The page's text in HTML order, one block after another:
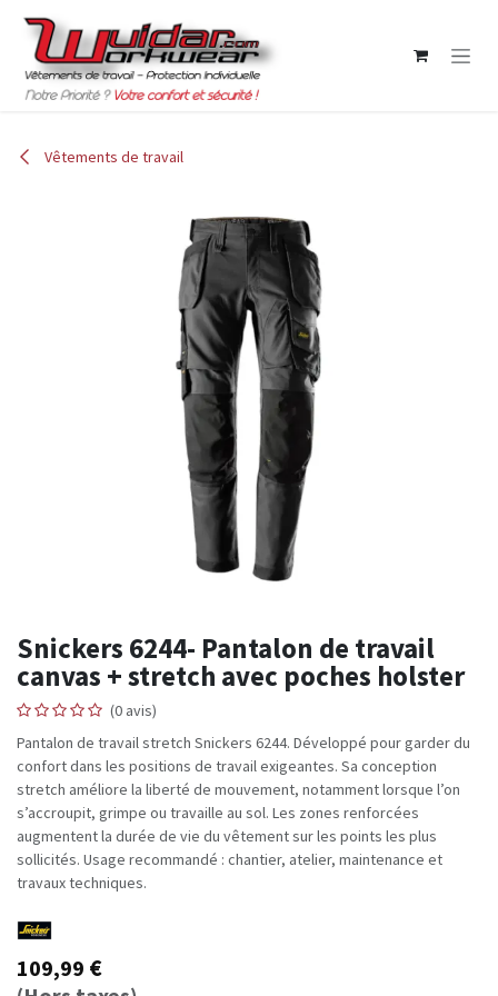
Vêtements de travail
Snickers 6244- Pantalon de travail
canvas + stretch avec poches holster
(0 avis)
Pantalon de travail stretch Snickers 6244. Développé pour garder du
confort dans les positions de travail exigeantes. Sa conception
stretch améliore la liberté de mouvement, notamment lorsque l’on
s’accroupit, grimpe ou travaille au sol. Les zones renforcées
augmentent la durée de vie du vêtement sur les points les plus
sollicités. Usage recommandé : chantier, atelier, maintenance et
travaux techniques.
109,99 €